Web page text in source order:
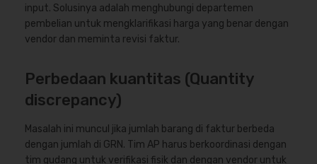
input. Solusinya adalah menghubungi departemen
pembelian untuk mengklarifikasi harga yang benar dengan
vendor dan meminta revisi faktur.
Perbedaan kuantitas (Quantity
discrepancy)
Masalah ini muncul jika jumlah barang di faktur berbeda
dengan jumlah di GRN. Tim AP harus berkoordinasi dengan
tim gudang untuk verifikasi fisik dan dengan vendor untuk